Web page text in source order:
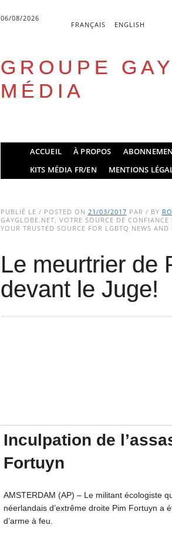
06/08/2026
FRANÇAIS ENGLISH
GROUPE
MÉDIA
Main menu
ACCUEIL À PROPOS
KITS MÉDIA FR/EN
MENTIONS
PUBLIÉ LE / POSTED ON 21/03/2017 PAR / BY
GAYGLOBE.NET, VOTRE SOURCE DE
YOUR TRUSTED SOURCE FOR LGBTQ NEWS AND
Le meurtrier de
devant le Juge!
Inculpation de
Fortuyn
AMSTERDAM (AP) – Le militant écologiste
néerlandais d’extrême droite Pim Fortuyn a
d’arme à feu.